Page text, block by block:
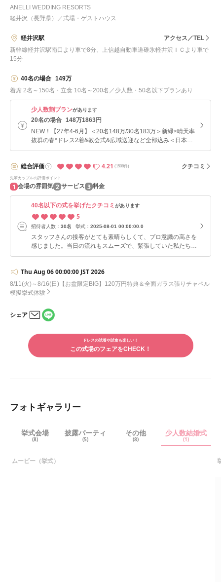
ANELLI WEDDING RESORTS
軽井沢（長野県）
／式場・ゲストハウス
軽井沢駅
アクセス／TEL
新幹線軽井沢駅南口より車で8分、上信越自動車道碓氷軽井沢ＩＣより車で
15分
40名の場合 149万
着席 2名～150名・立食 10名～200名／少人数・50名以下プランあり
少人数割プランがあります
20名の場合 148万1863円
NEW！【27年4-6月】＜20名148万/30名183万＞新緑×晴天率
抜群の春*ドレス2着&教会式&広域送迎など全部込み＜日本の
美しいチャペル１００選受賞＞ ◇会場見学で【Amazonギフ
総合評価 4.21 (1508件) クチコミ
先輩カップルの評価ポイント
1 会場の雰囲気 2 サービス 3 料金
40名以下の式を挙げたクチコミ があります
5
招待者人数： 30名 挙式： 2025-08-01 00:00:00.0
スタッフさんの接客がとても素晴らしくて、プロ意識の高さを
感じました。当日の流れもスムーズで、緊張していた私たちを
自然にリラックスさせてくれました。説明もわかりやすくて、
たい」というこだわりや、「半年後にすぐ挙式を挙げたい」と
いう相談にも親身になって対応してくれて、本当にありがた
かったです。
Thu Aug 06 00:00:00 JST 2026
8/11(火)～8/16(日)【お盆限定BIG】120万円特典＆全面ガラス張りチャペル
模擬挙式体験
シェア
ルで
シェ
アす
る
で
ドレスの試着や試食も楽しい！
この式場のフェアをCHECK！
フォトギャラリー
挙式会場
(8)
披露パーティ
(5)
その他
(8)
少人数結婚式
(1)
ムービー（挙式）